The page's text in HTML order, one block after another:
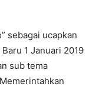
sebagai ucapkan
1 Januari 2019
sub tema